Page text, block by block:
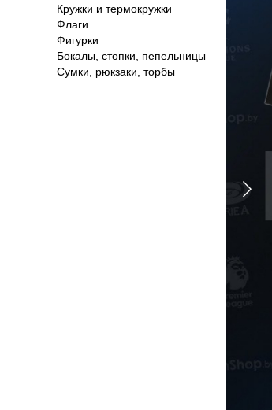
Кружки и термокружки
Флаги
Фигурки
Бокалы, стопки, пепельницы
Сумки, рюкзаки, торбы